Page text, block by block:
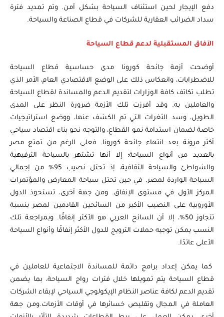
دفع الإيجار لحين استئناف السياحة بشكل آمن. وتم تمديد فترة
سداد الضرائب العقارية للشركات في قطاع الصناعة والسياحة.
الآفاق المستقبلية لدعم قطاع السياحة
أوضحت أزمة جائحة كورونا مدى حساسية قطاع السياحة
للاضطرابات، وانعكاس ذلك على الوضع الاقتصادي العام، الأمر الذي
تطلب تكاتف كافة الوزارات لتقديم الدعم والمساندة لقطاع السياحة
والعاملين به. وقد أفرزت تلك الأزمة ضرورة النظر على المدى
الطويل، وسد الثغرات التي تم الكشف عنها، ووضع استراتيجيات
خاصة لضمان استدامة نمو القطاع، والتوجه نحو بناء اقتصاد سياحي
أكثر مرونة بعد انتهاء جائحة كورونا. فعلى الرغم من تمتع مصر
بالعديد من أنواع السياحة؛ إلا أنها تشتهر بالسياحة الترفيهية
والشواطئ والسياحة الثقافية، إذ تحتل نصيب 95% من إجمالي
السياحة الواردة لمصر. في حين تحتل سياحة المعارض والمؤتمرات
المركز الأول في مستوى الإنفاق. ومن جهة أخرى، تستحوذ الدول
الأوروبية على النصيب الأكبر من السائحين القادمين لمصر بنسبة
تتجاوز 50%، إلا أن السائح العربي هو الأكثر إنفاقًا. وبمراجعة تلك
النسب يمكن توجيه حملات الترويج للدول الأكثر إنفاقًا وأنواع السياحة
الأعلى عائدًا.
كما يمكن إعداد برامج دائمة للمساندة الاجتماعية للعاملين في
قطاع السياحة يتم تمويلها خلال فترات رواج السياحة، بما يضمن
تقديم الدعم لكافة عناصر النظام الإيكولوجي السياحي لإبقاء الشركات
العاملة في المجال وتقليص خسائرها في أوقات الأزمات.ومن جهة